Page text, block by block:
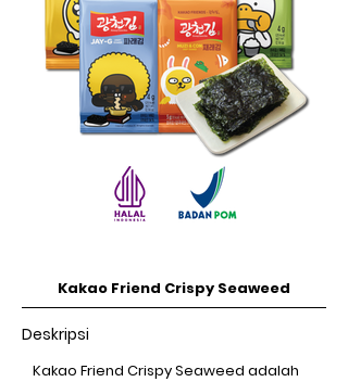
Kakao Friend Crispy Seaweed
Deskripsi
Kakao Friend Crispy Seaweed adalah